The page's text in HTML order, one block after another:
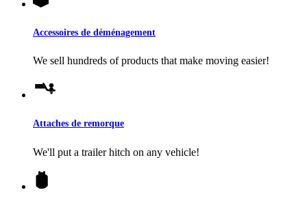
Accessoires de déménagement
We sell hundreds of products that make moving easier!
Attaches de remorque
We'll put a trailer hitch on any vehicle!